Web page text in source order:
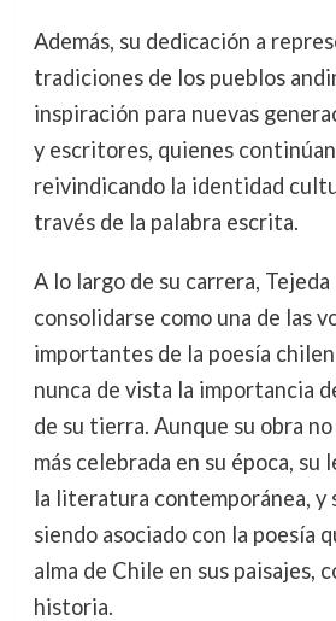
Además, su dedicación a
tradiciones de los pueblos
inspiración para nuevas
y escritores, quienes
reivindicando la identidad
través de la palabra escrita.
A lo largo de su carrera,
consolidarse como una de las
importantes de la poesía
nunca de vista la importancia
de su tierra. Aunque su obra
más celebrada en su época, su
la literatura contemporánea, y
siendo asociado con la poesía
alma de Chile en sus paisajes,
historia.